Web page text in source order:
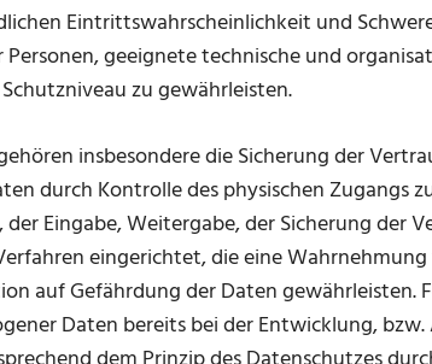
Eintrittswahrscheinlichkeit und
geeignete technische und
zu gewährleisten.
insbesondere die Sicherung der
durch Kontrolle des physischen Zugangs
Eingabe, Weitergabe, der Sicherung der
eingerichtet, die eine
auf Gefährdung der Daten gewährleisten.
Daten bereits bei der Entwicklung,